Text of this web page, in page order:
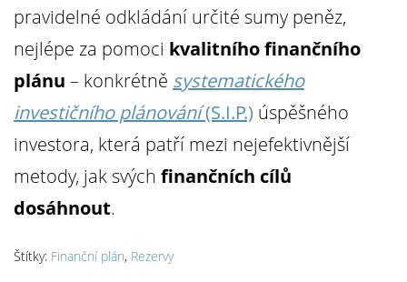
pravidelné odkládání určité sumy peněz,
nejlépe za pomoci kvalitního finančního
plánu – konkrétně systematického
investičního plánování(S.I.P.) úspěšného
investora, která patří mezi nejefektivnější
metody, jak svých finančních cílů
dosáhnout.
Štítky: Finanční plán, Rezervy